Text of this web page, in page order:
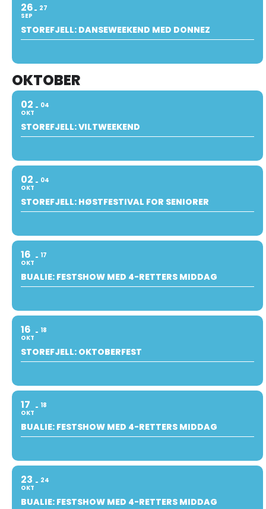
26
SEP
27
STOREFJELL: DANSEWEEKEND MED DONNEZ
OKTOBER
02
OKT
04
STOREFJELL: VILTWEEKEND
02
OKT
04
STOREFJELL: HØSTFESTIVAL FOR SENIORER
16
OKT
17
BUALIE: FESTSHOW MED 4-RETTERS MIDDAG
16
OKT
18
STOREFJELL: OKTOBERFEST
17
OKT
18
BUALIE: FESTSHOW MED 4-RETTERS MIDDAG
23
OKT
24
BUALIE: FESTSHOW MED 4-RETTERS MIDDAG